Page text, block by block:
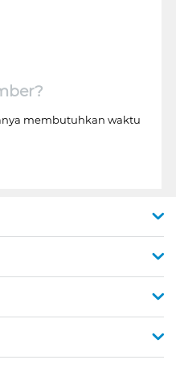
membutuhkan waktu